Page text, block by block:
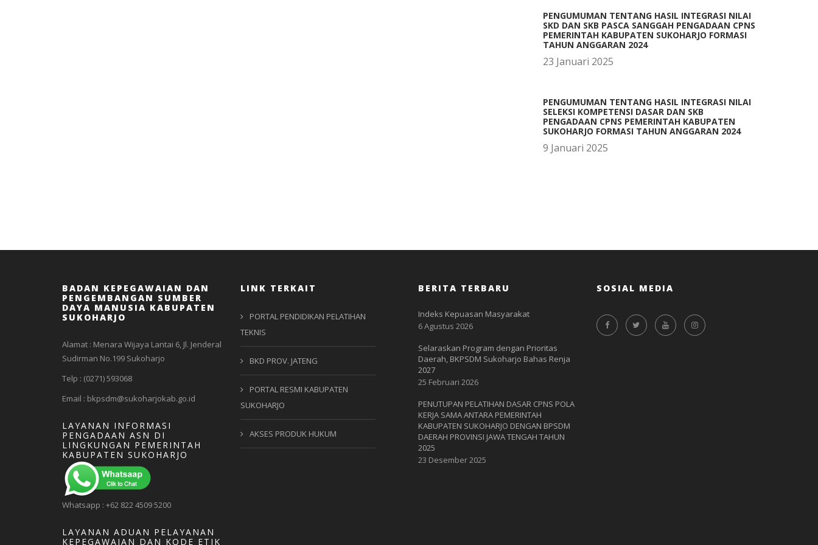
PENGUMUMAN TENTANG HASIL INTEGRASI NILAI
SKD DAN SKB PASCA SANGGAH PENGADAAN CPNS
PEMERINTAH KABUPATEN SUKOHARJO FORMASI
TAHUN ANGGARAN 2024
23 Januari 2025
PENGUMUMAN TENTANG HASIL INTEGRASI NILAI
SELEKSI KOMPETENSI DASAR DAN SKB
PENGADAAN CPNS PEMERINTAH KABUPATEN
SUKOHARJO FORMASI TAHUN ANGGARAN 2024
9 Januari 2025
BADAN KEPEGAWAIAN DAN
PENGEMBANGAN SUMBER
DAYA MANUSIA KABUPATEN
SUKOHARJO
Alamat : Menara Wijaya Lantai 6, Jl. Jenderal
Sudirman No.199 Sukoharjo
Telp : (0271) 593068
Email : bkpsdm@sukoharjokab.go.id
LAYANAN INFORMASI
PENGADAAN ASN DI
LINGKUNGAN PEMERINTAH
KABUPATEN SUKOHARJO
Whatsapp : +62 822 4509 5200
LAYANAN ADUAN PELAYANAN
KEPEGAWAIAN DAN KODE ETIK
LINK TERKAIT
PORTAL PENDIDIKAN PELATIHAN
TEKNIS
BKD PROV. JATENG
PORTAL RESMI KABUPATEN
SUKOHARJO
AKSES PRODUK HUKUM
BERITA TERBARU
Indeks Kepuasan Masyarakat
6 Agustus 2026
Selaraskan Program dengan Prioritas
Daerah, BKPSDM Sukoharjo Bahas Renja
2027
25 Februari 2026
PENUTUPAN PELATIHAN DASAR CPNS POLA
KERJA SAMA ANTARA PEMERINTAH
KABUPATEN SUKOHARJO DENGAN BPSDM
DAERAH PROVINSI JAWA TENGAH TAHUN
2025
23 Desember 2025
SOSIAL MEDIA